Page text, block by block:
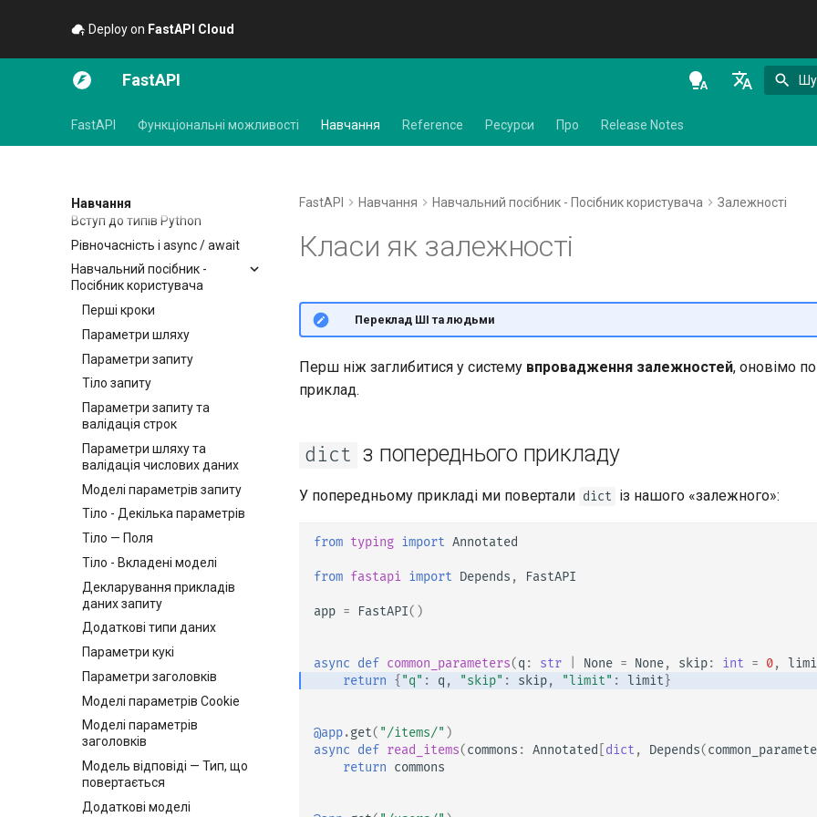
Deploy on FastAPI Cloud
FastAPI
en - English
FastAPI Функціональні можливості Навчання Reference Ресурси Про Release Notes
Навчання
Вступ до типів Python
Рівночасність і async / await
Навчальний посібник -
Посібник користувача
Перші кроки
Параметри шляху
Параметри запиту
Тіло запиту
Параметри запиту та
валідація строк
Параметри шляху та
валідація числових даних
Моделі параметрів запиту
Тіло - Декілька параметрів
Тіло — Поля
Тіло - Вкладені моделі
Декларування прикладів
даних запиту
Додаткові типи даних
Параметри кукі
Параметри заголовків
Моделі параметрів Cookie
Моделі параметрів
заголовків
Модель відповіді — Тип, що
повертається
Додаткові моделі
FastAPI Навчання Навчальний посібник - Посібник користувача Залежності
Класи як залежності
🌐 Переклад ШІ та людьми
Перш ніж заглибитися у систему впровадження залежностей, оновімо
приклад.
dict з попереднього прикладу
У попередньому прикладі ми повертали dict із нашого «залежного»:
from typing import Annotated
from fastapi import Depends , FastAPI
app = FastAPI()
async def common_parameters(q : str None = None, skip: int = 0,
return { "q" : q , "skip" : skip, "limit" : limit }
@app.get( "/items/" )
async def read_items(commons : Annotated dict , Depends(
return commons